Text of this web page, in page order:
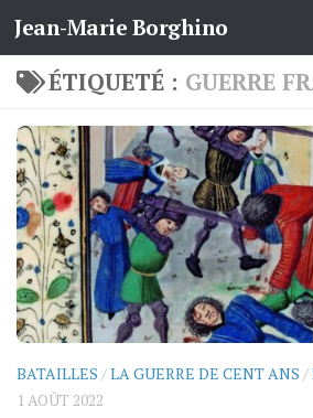
Skip to content
Jean-Marie Borghino
ÉTIQUETÉ : GUERRE
BATAILLES /LA GUERRE DE CENT ANS /
1 AOÛT 2022